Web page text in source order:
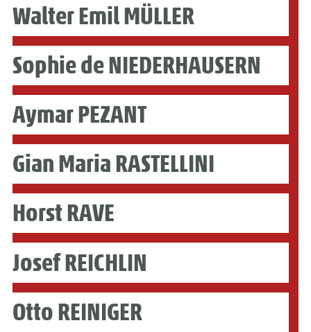
Walter Emil MÜLLER
Sophie de NIEDERHAUSERN
Aymar PEZANT
Gian Maria RASTELLINI
Horst RAVE
Josef REICHLIN
Otto REINIGER